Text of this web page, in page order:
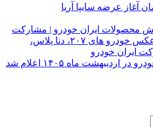
آغاز عرضه سایپا آریا
ماه ۱۴۰۵ اعلام شد